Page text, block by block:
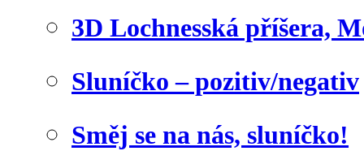
3D Lochnesská příšera,
Sluníčko – pozitiv/negativ
Směj se na nás, sluníčko!